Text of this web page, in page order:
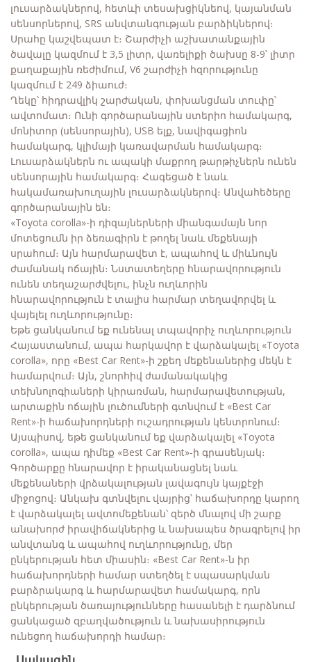
լուսարձակներով, հետևի տեսախցիկնեով, կայանման
սենսորներով, SRS անվտանգության բարձիկներով։
Սրահը կաշվեպատ է։ Շարժիչի աշխատանքային
ծավալը կազմում է 3,5 լիտր, վառելիքի ծախսը 8-9՝ լիտր
քաղաքային ռեժիմում, V6 շարժիչի հզորությունը
կազմում է 249 ձիաուժ։
Ղեկը՝ հիդրավլիկ շարժական, փոխանցման տուփը՝
ավտոմատ։ Ունի գործարանային ստերիո համակարգ,
մոնիտոր (սենսորային), USB ելք, նավիգացիոն
համակարգ, կլիմայի կառավարման համակարգ։
Լուսարձակներն ու ապակի մաքրող թարթիչներն ունեն
սենսորային համակարգ։ Հագեցած է նաև
հակամառախուղային լուսարձակներով։ Անվահեծերը
գործարանային են։
«Toyota corolla»-ի դիզայներների միանգամայն նոր
մոտեցումն իր ձեռագիրն է թողել նաև մեքենայի
սրահում։ Այն հարմարավետ է, ապահով և միևնույն
ժամանակ ոճային։ Նստատեղերը հնարավորություն
ունեն տեղաշարժվելու, ինչն ուղևորին
հնարավորություն է տալիս հարմար տեղավորվել և
վայելել ուղևորությունը։
Եթե ցանկանում եք ունենալ տպավորիչ ուղևորություն
Հայաստանում, ապա հարկավոր է վարձակալել «Toyota
corolla», որը «Best Car Rent»-ի շքեղ մեքենաներից մեկն է
համարվում։ Այն, շնորհիվ ժամանակակից
տեխնոլոգիաների կիրառման, հարմարավետության,
արտաքին ոճային լուծումների գտնվում է «Best Car
Rent»-ի հաճախորդների ուշադրության կենտրոնում։
Այսպիսով, եթե ցանկանում եք վարձակալել «Toyota
corolla», ապա դիմեք «Best Car Rent»-ի գրասենյակ։
Գործարքը հնարավոր է իրականացնել նաև
մեքենաների վրձակալության լավագույն կայքէջի
միջոցով։ Անկախ գտնվելու վայրից՝ հաճախորդը կարող
է վարձակալել ավտոմեքենան՝ զերծ մնալով մի շարք
անախորժ իրավիճակներից և նախապես ծրագրելով իր
անվտանգ և ապահով ուղևորությունը, մեր
ընկերության հետ միասին։ «Best Car Rent»-ն իր
հաճախորդների համար ստեղծել է սպասարկման
բարձրակարգ և հարմարավետ համակարգ, որն
ընկերության ծառայությունները հասանելի է դարձնում
ցանկացած զբաղվածություն և նախասիրություն
ունեցող հաճախորդի համար։